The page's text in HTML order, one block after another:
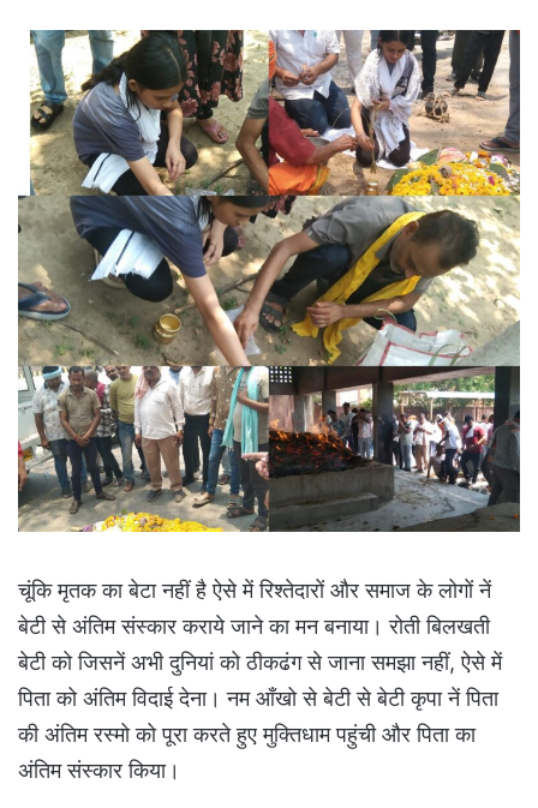
चूंकि मृतक का बेटा नहीं है ऐसे में रिश्तेदारों और समाज के लोगों नें
बेटी से अंतिम संस्कार कराये जाने का मन बनाया। रोती बिलखती
बेटी को जिसनें अभी दुनियां को ठीकढंग से जाना समझा नहीं, ऐसे में
पिता को अंतिम विदाई देना। नम आँखो से बेटी से बेटी कृपा नें पिता
की अंतिम रस्मो को पूरा करते हुए मुक्तिधाम पहुंची और पिता का
अंतिम संस्कार किया।